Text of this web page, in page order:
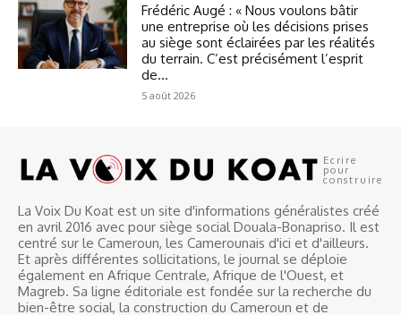
Frédéric Augé : « Nous voulons bâtir
une entreprise où les décisions prises
au siège sont éclairées par les réalités
du terrain. C’est précisément l’esprit
de...
5 août 2026
Ecrire
pour
construire
La Voix Du Koat est un site d'informations généralistes créé
en avril 2016 avec pour siège social Douala-Bonapriso. Il est
centré sur le Cameroun, les Camerounais d'ici et d'ailleurs.
Et après différentes sollicitations, le journal se déploie
également en Afrique Centrale, Afrique de l'Ouest, et
Magreb. Sa ligne éditoriale est fondée sur la recherche du
bien-être social, la construction du Cameroun et de